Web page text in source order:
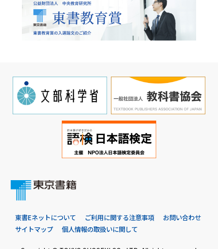
東書Eネットについて ご利用に関する注意事項
お問い合わせ
サイトマップ
個人情報の取扱いに関して